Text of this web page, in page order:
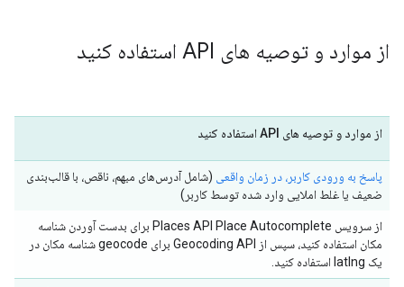
از موارد و توصیه های API استفاده کنید
از موارد و توصیه های API استفاده کنید
پاسخ به ورودی کاربر، در زمان واقعی
(شامل آدرس‌های مبهم، ناقص، با قالب‌بندی
ضعیف یا غلط املایی وارد شده توسط کاربر)
از سرویس Places API Place Autocomplete برای بدست آوردن شناسه
مکان استفاده کنید، سپس از Geocoding API برای geocode شناسه مکان در
یک latlng استفاده کنید.